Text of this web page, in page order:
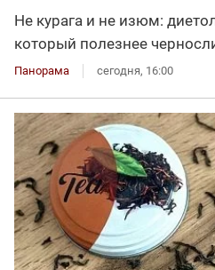
Не курага и не изюм:
который полезнее
Панорама сегодня, 16:00